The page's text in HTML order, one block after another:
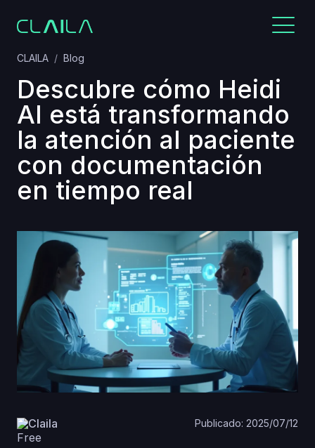
CLAILA Blog
Descubre cómo Heidi
AI está transformando
la atención al paciente
con documentación
en tiempo real
Claila Publicado: 2025/07/12